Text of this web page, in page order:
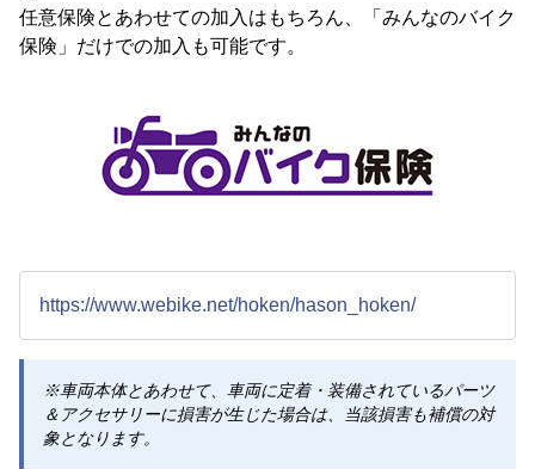
任意保険とあわせての加入はもちろん、「みんなのバイク
保険」だけでの加入も可能です。
https://www.webike.net/hoken/hason_hoken/
※車両本体とあわせて、車両に定着・装備されているパーツ
＆アクセサリーに損害が生じた場合は、当該損害も補償の対
象となります。